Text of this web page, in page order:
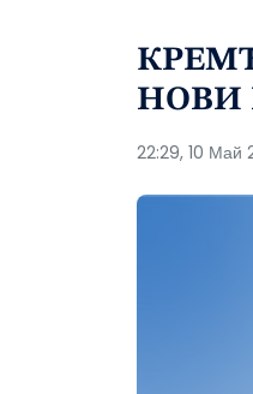
НОВИ
22:29, 10 Май